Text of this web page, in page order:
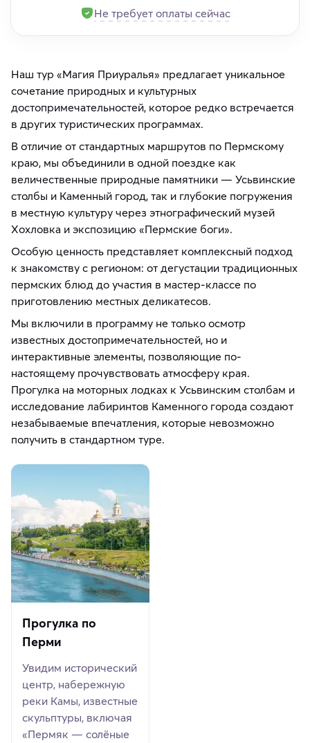
Не требует оплаты сейчас
Наш тур «Магия Приуралья» предлагает уникальное
сочетание природных и культурных
достопримечательностей, которое редко встречается
в других туристических программах.
В отличие от стандартных маршрутов по Пермскому
краю, мы объединили в одной поездке как
величественные природные памятники — Усьвинские
столбы и Каменный город, так и глубокие погружения
в местную культуру через этнографический музей
Хохловка и экспозицию «Пермские боги».
Особую ценность представляет комплексный подход
к знакомству с регионом: от дегустации традиционных
пермских блюд до участия в мастер-классе по
приготовлению местных деликатесов.
Мы включили в программу не только осмотр
известных достопримечательностей, но и
интерактивные элементы, позволяющие по-
настоящему прочувствовать атмосферу края.
Прогулка на моторных лодках к Усьвинским столбам и
исследование лабиринтов Каменного города создают
незабываемые впечатления, которые невозможно
получить в стандартном туре.
Прогулка по
Перми
Увидим исторический
центр, набережную
реки Камы, известные
скульптуры, включая
«Пермяк — солёные